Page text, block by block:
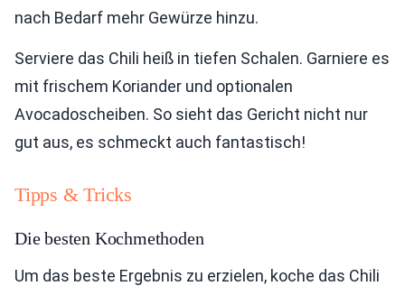
nach Bedarf mehr Gewürze hinzu.
Serviere das Chili heiß in tiefen Schalen. Garniere es
mit frischem Koriander und optionalen
Avocadoscheiben. So sieht das Gericht nicht nur
gut aus, es schmeckt auch fantastisch!
Tipps & Tricks
Die besten Kochmethoden
Um das beste Ergebnis zu erzielen, koche das Chili